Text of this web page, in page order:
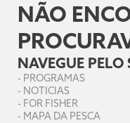
NÃO
NAVEGUE PELO
- PROGRAMAS
- NOTICIAS
- FOR FISHER
- MAPA DA PESCA